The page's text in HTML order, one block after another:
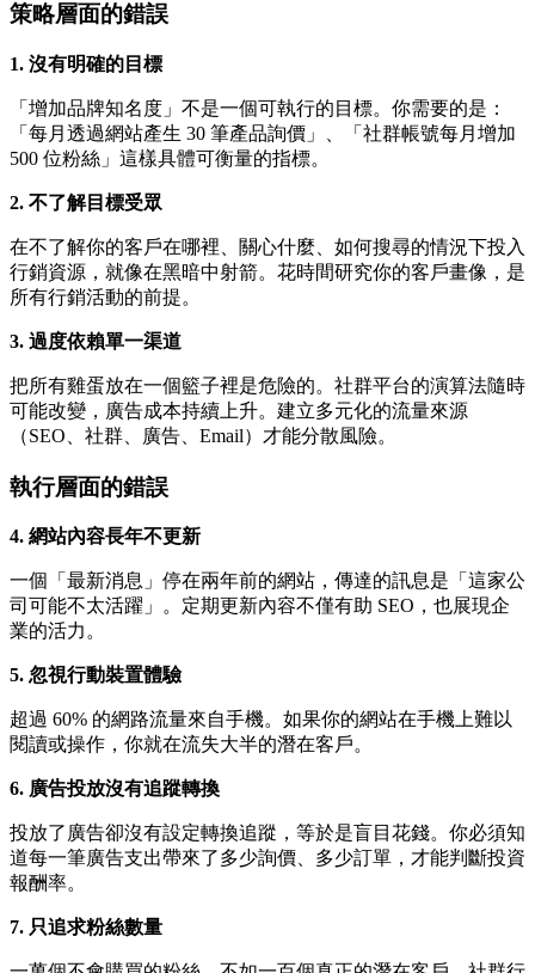
策略層面的錯誤
1. 沒有明確的目標
「增加品牌知名度」不是一個可執行的目標。你需要的是：
「每月透過網站產生 30 筆產品詢價」、「社群帳號每月增加
500 位粉絲」這樣具體可衡量的指標。
2. 不了解目標受眾
在不了解你的客戶在哪裡、關心什麼、如何搜尋的情況下投入
行銷資源，就像在黑暗中射箭。花時間研究你的客戶畫像，是
所有行銷活動的前提。
3. 過度依賴單一渠道
把所有雞蛋放在一個籃子裡是危險的。社群平台的演算法隨時
可能改變，廣告成本持續上升。建立多元化的流量來源
（SEO、社群、廣告、Email）才能分散風險。
執行層面的錯誤
4. 網站內容長年不更新
一個「最新消息」停在兩年前的網站，傳達的訊息是「這家公
司可能不太活躍」。定期更新內容不僅有助 SEO，也展現企
業的活力。
5. 忽視行動裝置體驗
超過 60% 的網路流量來自手機。如果你的網站在手機上難以
閱讀或操作，你就在流失大半的潛在客戶。
6. 廣告投放沒有追蹤轉換
投放了廣告卻沒有設定轉換追蹤，等於是盲目花錢。你必須知
道每一筆廣告支出帶來了多少詢價、多少訂單，才能判斷投資
報酬率。
7. 只追求粉絲數量